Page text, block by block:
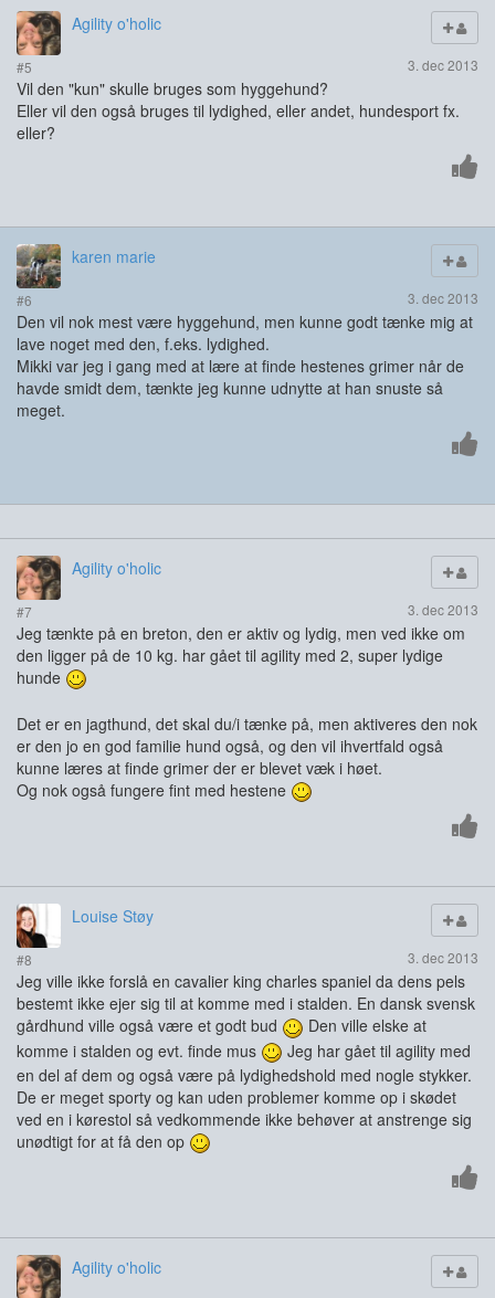
Agility o'holic
#5 3. dec 2013
Vil den "kun" skulle bruges som hyggehund?
Eller vil den også bruges til lydighed, eller andet, hundesport fx.
eller?
karen marie
#6 3. dec 2013
Den vil nok mest være hyggehund, men kunne godt tænke mig at
lave noget med den, f.eks. lydighed.
Mikki var jeg i gang med at lære at finde hestenes grimer når de
havde smidt dem, tænkte jeg kunne udnytte at han snuste så
meget.
Agility o'holic
#7 3. dec 2013
Jeg tænkte på en breton, den er aktiv og lydig, men ved ikke om
den ligger på de 10 kg. har gået til agility med 2, super lydige
hunde
Det er en jagthund, det skal du/i tænke på, men aktiveres den nok
er den jo en god familie hund også, og den vil ihvertfald også
kunne læres at finde grimer der er blevet væk i høet.
Og nok også fungere fint med hestene
Louise Støy
#8 3. dec 2013
Jeg ville ikke forslå en cavalier king charles spaniel da dens pels
bestemt ikke ejer sig til at komme med i stalden. En dansk svensk
gårdhund ville også være et godt bud
Den ville elske at
komme i stalden og evt. finde mus
Jeg har gået til agility med
en del af dem og også være på lydighedshold med nogle stykker.
De er meget sporty og kan uden problemer komme op i skødet
ved en i kørestol så vedkommende ikke behøver at anstrenge sig
unødtigt for at få den op
Agility o'holic